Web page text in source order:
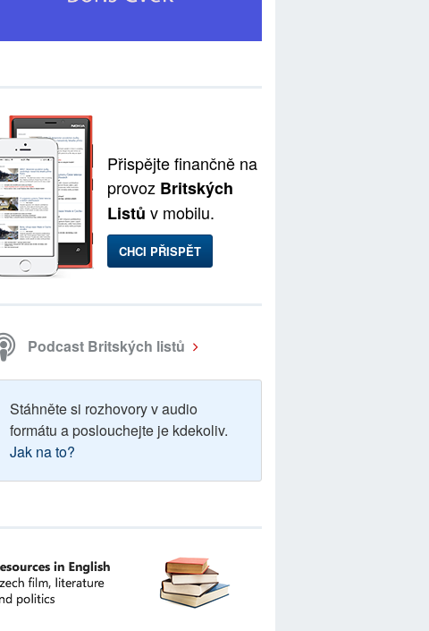
Přispějte finančně na
provoz Britských
Listů v mobilu.
CHCI PŘISPĚT
Podcast Britských listů
Stáhněte si rozhovory v audio
formátu a poslouchejte je kdekoliv.
Jak na to?